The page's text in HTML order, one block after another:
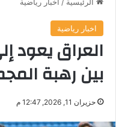
اخبار رياضية
العراق يعود
بين رهبة
حزيران 11, 2026, 12:47 م